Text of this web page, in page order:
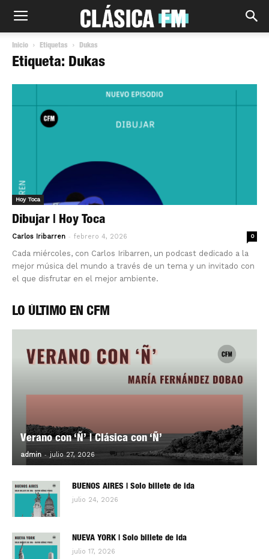
Inicio Etiquetas Dukas
Etiqueta: Dukas
Hoy Toca
Dibujar | Hoy Toca
Carlos Iribarren - febrero 4, 2026 0
Cada miércoles, con Carlos Iribarren, un podcast dedicado a la
mejor música del mundo a través de un tema y un invitado con
el que disfrutar en el mejor ambiente.
LO ÚLTIMO EN CFM
Verano con ‘Ñ’ | Clásica con ‘Ñ’
admin - julio 27, 2026 0
BUENOS AIRES | Solo billete de ida
julio 24, 2026
NUEVA YORK | Solo billete de ida
julio 17, 2026